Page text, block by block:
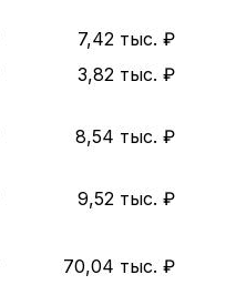
7,42 тыс. ₽
3,82 тыс. ₽
8,54 тыс. ₽
9,52 тыс. ₽
70,04 тыс. ₽